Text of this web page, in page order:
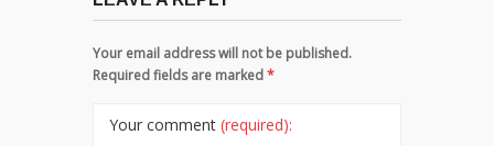
Your email address will not be published.
Required fields are marked*
Your comment (required):